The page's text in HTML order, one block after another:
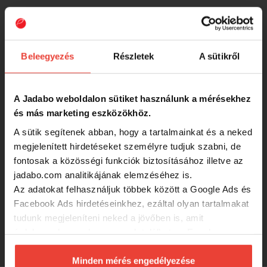
Beleegyezés Részletek A sütikről
A Jadabo weboldalon sütiket használunk a mérésekhez
és más marketing eszközökhöz.
A sütik segítenek abban, hogy a tartalmainkat és a neked
megjelenített hirdetéseket személyre tudjuk szabni, de
fontosak a közösségi funkciók biztosításához illetve az
jadabo.com analitikájának elemzéséhez is.
Az adatokat felhasználjuk többek között a Google Ads és
Facebook Ads hirdetéseinkhez, ezáltal olyan tartalmakat
tudunk megjeleníteni neked a jövőben is, amit
biztosításához arra kérünk, hogy engedd meg
számunkra minden mérés használatát.
Minden mérés engedélyezése
Támolygó villantó Delphin STRIP (5g
-15%
1 529 Ft
TIGERA hook #10)
-15%
1 529 Ft
Támolygó villantó Delphin STRIP (5g
PINKY hook #10)
1 529 Ft